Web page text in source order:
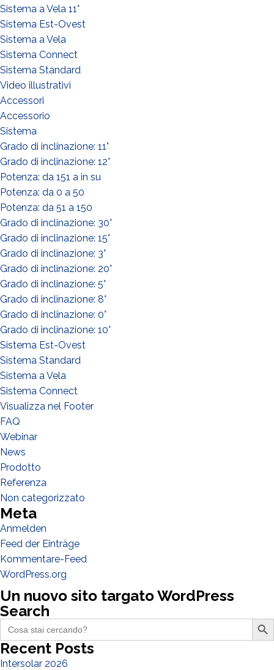
Sistema a Vela 11°
Sistema Est-Ovest
Sistema a Vela
Sistema Connect
Sistema Standard
Video illustrativi
Accessori
Accessorio
Sistema
Grado di inclinazione: 11°
Grado di inclinazione: 12°
Potenza: da 151 a in su
Potenza: da 0 a 50
Potenza: da 51 a 150
Grado di inclinazione: 30°
Grado di inclinazione: 15°
Grado di inclinazione: 3°
Grado di inclinazione: 20°
Grado di inclinazione: 5°
Grado di inclinazione: 8°
Grado di inclinazione: 0°
Grado di inclinazione: 10°
Sistema Est-Ovest
Sistema Standard
Sistema a Vela
Sistema Connect
Visualizza nel Footer
FAQ
Webinar
News
Prodotto
Referenza
Non categorizzato
Meta
Anmelden
Feed der Einträge
Kommentare-Feed
WordPress.org
Un nuovo sito targato WordPress
Search
Search
for:
Search Button
Recent Posts
Intersolar 2026
WIE GEHT'S?*